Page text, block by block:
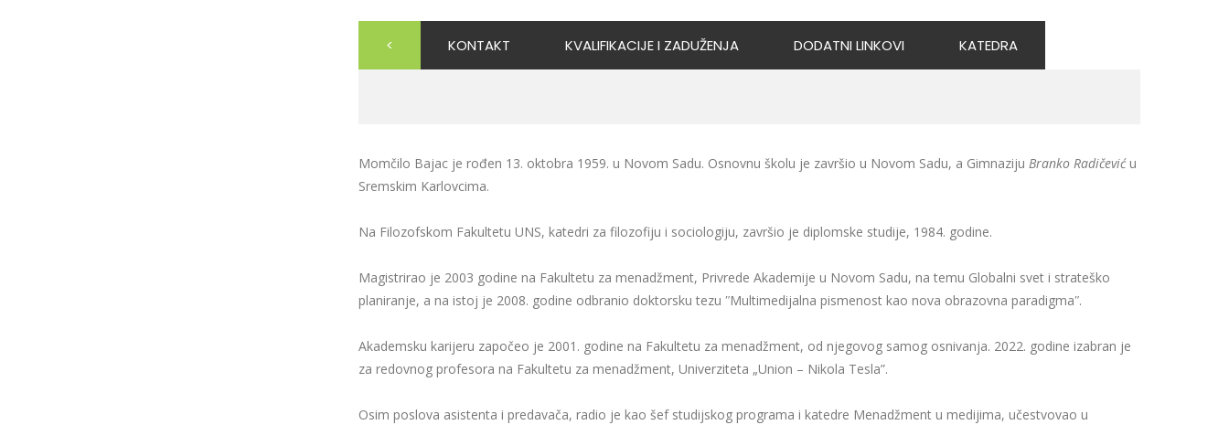
< KONTAKT KVALIFIKACIJE I ZADUŽENJA DODATNI LINKOVI KATEDRA
Momčilo Bajac je rođen 13. oktobra 1959. u Novom Sadu. Osnovnu školu je završio u Novom Sadu, a Gimnaziju Branko Radičeviću
Sremskim Karlovcima.
Na Filozofskom Fakultetu UNS, katedri za filozofiju i sociologiju, završio je diplomske studije, 1984. godine.
Magistrirao je 2003 godine na Fakultetu za menadžment, Privrede Akademije u Novom Sadu, na temu Globalni svet i strateško
planiranje, a na istoj je 2008. godine odbranio doktorsku tezu ʺMultimedijalna pismenost kao nova obrazovna paradigmaʺ.
Akademsku karijeru započeo je 2001. godine na Fakultetu za menadžment, od njegovog samog osnivanja. 2022. godine izabran je
za redovnog profesora na Fakultetu za menadžment, Univerziteta „Union – Nikola Tesla”.
Osim poslova asistenta i predavača, radio je kao šef studijskog programa i katedre Menadžment u medijima, učestvovao u